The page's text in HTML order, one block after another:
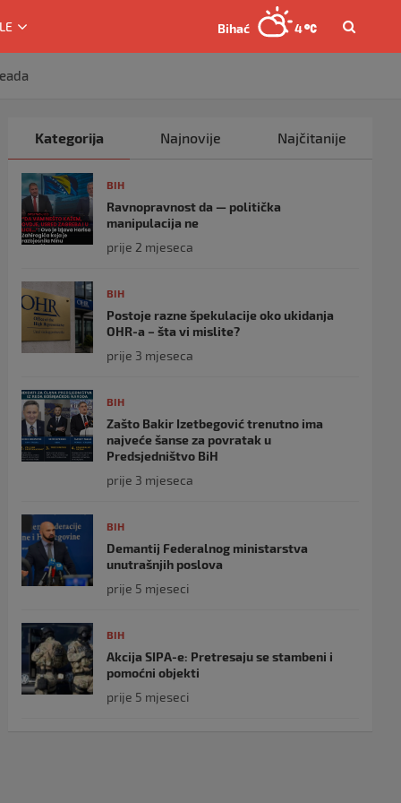
Bihać 4
Kategorija Najnovije Najčitanije
BIH
Ravnopravnost da — politička
manipulacija ne
prije 2 mjeseca
BIH
Postoje razne špekulacije oko ukidanja
OHR-a – šta vi mislite?
prije 3 mjeseca
BIH
Zašto Bakir Izetbegović trenutno ima
najveće šanse za povratak u
Predsjedništvo BiH
prije 3 mjeseca
BIH
Demantij Federalnog ministarstva
unutrašnjih poslova
prije 5 mjeseci
BIH
Akcija SIPA-e: Pretresaju se stambeni i
pomoćni objekti
prije 5 mjeseci